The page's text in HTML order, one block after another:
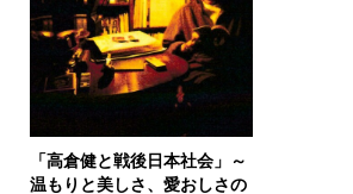
「高倉健と戦後日本社会」 ～
温もりと美しさ、愛おしさの